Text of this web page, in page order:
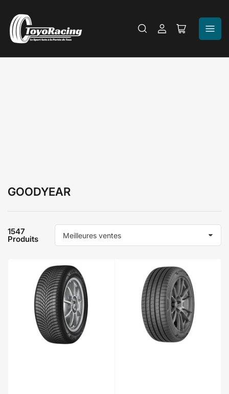
Se
Ouvrir
GOODYEAR
r
e
r
p
a
r
:
1547
Produits